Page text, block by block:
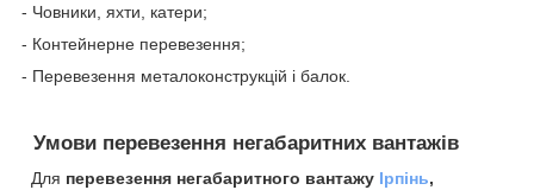
- Човники, яхти, катери;
- Контейнерне перевезення;
- Перевезення металоконструкцій і балок.
Умови перевезення негабаритних вантажів
Для перевезення негабаритного вантажу Ірпінь,